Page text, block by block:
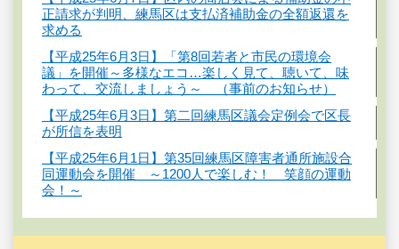
正請求が判明、練馬区は支払済補助金の全額返還を
求める
【平成25年6月3日】「第8回若者と市民の環境会
議」を開催～多様なエコ…楽しく見て、聴いて、味
わって、交流しましょう～ （事前のお知らせ）
【平成25年6月3日】第二回練馬区議会定例会で区長
が所信を表明
【平成25年6月1日】第35回練馬区障害者通所施設合
同運動会を開催 ～1200人で楽しむ！ 笑顔の運動
会！～